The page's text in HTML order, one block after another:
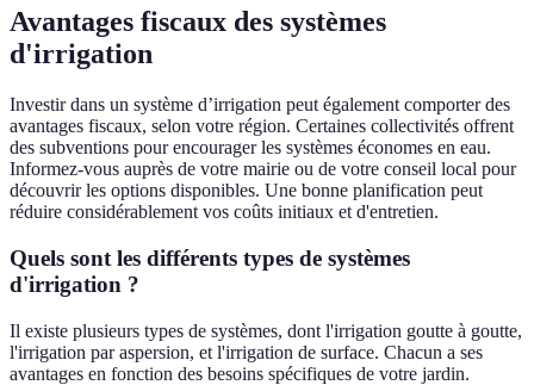
Avantages fiscaux des systèmes
d'irrigation
Investir dans un système d’irrigation peut également comporter des
avantages fiscaux, selon votre région. Certaines collectivités offrent
des subventions pour encourager les systèmes économes en eau.
Informez-vous auprès de votre mairie ou de votre conseil local pour
découvrir les options disponibles. Une bonne planification peut
réduire considérablement vos coûts initiaux et d'entretien.
Quels sont les différents types de systèmes
d'irrigation ?
Il existe plusieurs types de systèmes, dont l'irrigation goutte à goutte,
l'irrigation par aspersion, et l'irrigation de surface. Chacun a ses
avantages en fonction des besoins spécifiques de votre jardin.